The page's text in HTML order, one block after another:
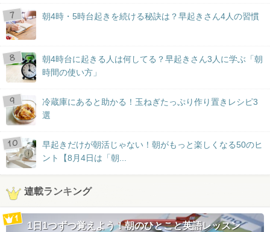
朝4時・5時台起きを続ける秘訣は？早起きさん4人の習慣
朝4時台に起きる人は何してる？早起きさん3人に学ぶ「朝
時間の使い方」
冷蔵庫にあると助かる！玉ねぎたっぷり作り置きレシピ3
選
早起きだけが朝活じゃない！朝がもっと楽しくなる50のヒ
ント【8月4日は「朝...
連載ランキング
1日1つずつ覚えよう！朝のひとこと英語レッスン